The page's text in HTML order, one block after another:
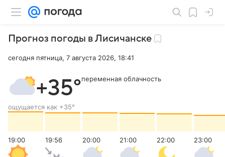
Прогноз погоды в Лисичанске
сегодня пятница, 7 августа 2026, 18:41
+35°
ощущается как +35°
переменная облачность
19:00 19:56 20:00 21:00 22:00 23:00